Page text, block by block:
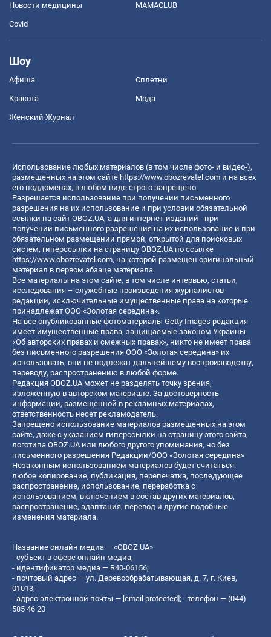
Новости медицины MAMACLUB
Covid
Шоу
Афиша Сплетни
Красота Мода
Женский Журнал
Использование любых материалов (в том числе фото- и видео-),
размещенных на этом сайте https://www.obozrevatel.com и на всех
его поддоменах, в любом виде строго запрещено.
Разрешается использование при получении письменного
разрешения на их использование и при условии обязательной
ссылки на сайт OBOZ.UA, а для интернет-изданий - при
получении письменного разрешения на их использование и при
обязательном размещении прямой, открытой для поисковых
систем, гиперссылки на страницу OBOZ.UA по ссылке
https://www.obozrevatel.com, на которой размещен оригинальный
материал в первом абзаце материала.
Все материалы на этом сайте, в том числе интервью, статьи,
исследования – служебные произведения журналистов
редакции, исключительные имущественные права на которые
принадлежат ООО «Золотая середина».
На все опубликованные фотоматериалы Getty Images редакция
имеет имущественные права, защищаемые законом Украины
«Об авторских правах и смежных правах», никто не имеет права
без письменного разрешения ООО «Золотая середина» их
использовать, они не подлежат дальнейшему воспроизводству,
переводу, распространению в любой форме.
Редакция OBOZ.UA может не разделять точку зрения,
изложенную в авторском материале. За достоверность
информации, размещенной в рекламных материалах,
ответственность несет рекламодатель.
Запрещено использование материалов размещенных на этом
сайте, даже с указанием гиперссылки на страницу этого сайта,
логотипа OBOZ.UA или любого другого упоминания, но без
письменного разрешения Редакции/ООО «Золотая середина»
Незаконным использованием материалов будет считаться:
любое копирование, публикация, перепечатка, последующее
распространение, использование, переработка с
использованием, включением в состав других материалов,
распространение, адаптация, перевод и другие подобные
изменения материала.
Название онлайн медиа — «OBOZ.UA»
- субъект в сфере онлайн медиа;
- идентификатор медиа — R40-06156;
- почтовый адрес — ул. Деревообрабатывающая, д. 7, г. Киев,
01013;
- адрес электронной почты — [email protected]; - телефон — (044)
585 46 20